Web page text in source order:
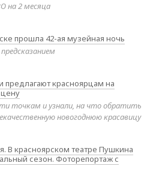
на 2 месяца
прошла 42-ая музейная ночь
предлагают красноярцам на
точкам и узнали, на что обратить
новогоднюю красавицу
В красноярском театре Пушкина
сезон. Фоторепортаж с